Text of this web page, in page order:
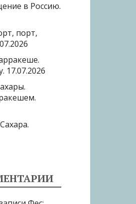
в Россию.
порт,
17.07.2026